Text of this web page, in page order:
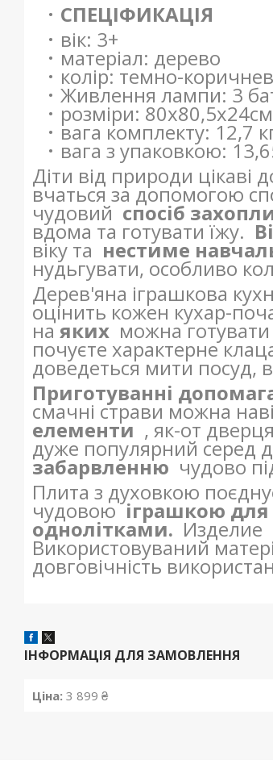
СПЕЦІФИКАЦІЯ
вік: 3+
матеріал: дерево
колір: темно-
Живлення лампи: 3
розміри: 80х80,5х24см
вага комплекту: 12,7
вага з упаковкою:
Діти від природи цікаві
вчаться за допомогою
чудовий спосіб
вдома та готувати їжу.
віку та нестиме
нудьгувати, особливо
Дерев'яна іграшкова
оцінить кожен кухар-
наяких можна готувати
почуєте характерне
доведеться мити посуд,
Приготуванні
смачні страви можна
елементи , як-от
дуже популярний серед
забарвленню чудово
Плита з духовкою
чудовоюіграшкою
однолітками. Изделие
Використовуваний
довговічність
ІНФОРМАЦІЯ ДЛЯ ЗАМОВЛЕННЯ
Ціна: 3 899 ₴